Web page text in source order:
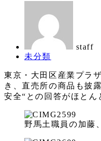
staff
カ
ゴ
リ
ー
未分類
東京・大田区産業プラ
き、直売所の商品も披
安全“との回答がほと
野馬土職員の加藤